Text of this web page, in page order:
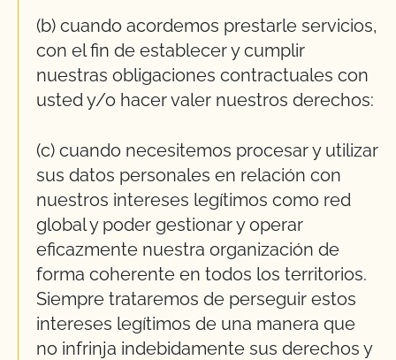
(b) cuando acordemos prestarle servicios,
con el fin de establecer y cumplir
nuestras obligaciones contractuales con
usted y/o hacer valer nuestros derechos:
(c) cuando necesitemos procesar y utilizar
sus datos personales en relación con
nuestros intereses legítimos como red
global y poder gestionar y operar
eficazmente nuestra organización de
forma coherente en todos los territorios.
Siempre trataremos de perseguir estos
intereses legítimos de una manera que
no infrinja indebidamente sus derechos y